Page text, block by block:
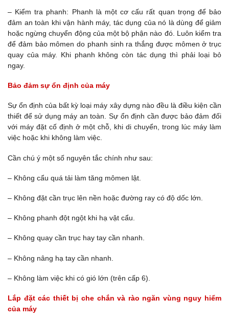
– Kiểm tra phanh: Phanh là một cơ cấu rất quan trọng để bảo
đảm an toàn khi vận hành máy, tác dụng của nó là dùng để giảm
hoặc ngừng chuyển động của một bộ phận nào đó. Luôn kiểm tra
để đảm bảo mômen do phanh sinh ra thắng được mômen ở trục
quay của máy. Khi phanh không còn tác dụng thì phải loại bỏ
ngay.
Bảo đảm sự ổn định của máy
Sự ổn định của bất kỳ loại máy xây dựng nào đều là điều kiện cần
thiết để sử dụng máy an toàn. Sự ổn định cần được bảo đảm đối
với máy đặt cố định ở một chỗ, khi di chuyển, trong lúc máy làm
việc hoặc khi không làm việc.
Cần chú ý một số nguyên tắc chính như sau:
– Không cẩu quá tải làm tăng mômen lật.
– Không đặt cần trục lên nền hoặc đường ray có độ dốc lớn.
– Không phanh đột ngột khi hạ vật cẩu.
– Không quay cần trục hay tay cần nhanh.
– Không nâng hạ tay cần nhanh.
– Không làm việc khi có gió lớn (trên cấp 6).
Lắp đặt các thiết bị che chắn và rào ngăn vùng nguy hiểm
của máy